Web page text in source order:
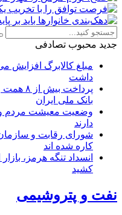
جدید محبوب تصادفی
مبلغ کالابرگ افزایش
داشت
پرداخت
بانک ملی ایران
وضعیت معیشت مردم و
دارند
شورای رقابت و
کاره شده اند
انسداد تنگه هرمز،
کشید
نفت و پتروشیمی